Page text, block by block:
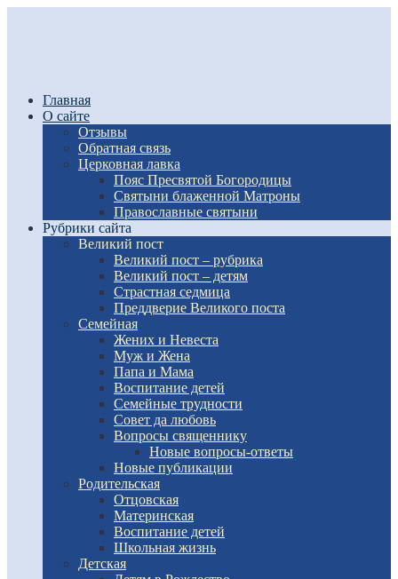
Главная
О сайте
Отзывы
Обратная связь
Церковная лавка
Пояс Пресвятой Богородицы
Святыни блаженной Матроны
Православные святыни
Рубрики сайта
Великий пост
Великий пост – рубрика
Великий пост – детям
Страстная седмица
Преддверие Великого поста
Семейная
Жених и Невеста
Муж и Жена
Папа и Мама
Воспитание детей
Семейные трудности
Совет да любовь
Вопросы священнику
Новые вопросы-ответы
Новые публикации
Родительская
Отцовская
Материнская
Воспитание детей
Школьная жизнь
Детская